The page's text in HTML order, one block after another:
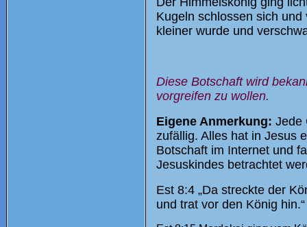
Kugeln schlossen sich
kleiner wurde und
Diese Botschaft wird
vorgreifen zu wollen.
Eigene Anmerkung: Jede
zufällig. Alles hat in Jesus
Botschaft im Internet und
Jesuskindes betrachtet
Est 8:4 „Da streckte der
und trat vor den König hin.“